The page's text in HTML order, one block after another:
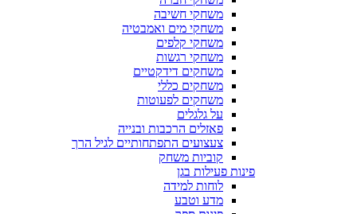
משחקי חשיבה
משחקי מים ואמבטיה
משחקי קלפים
משחקי רגשות
משחקים דידקטיים
משחקים כללי
משחקים לפעוטות
על גלגלים
פאזלים הרכבות ובנייה
צעצועים התפתחותיים לגיל הרך
קוביות משחק
פינות פעילות בגן
לוחות למידה
מדע וטבע